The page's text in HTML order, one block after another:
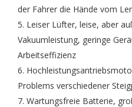
der Fahrer die Hände vom
5. Leiser Lüfter, leise, aber
Vakuumleistung, geringe
Arbeitseffizienz
6.
Problems verschiedener
7. Wartungsfreie Batterie,